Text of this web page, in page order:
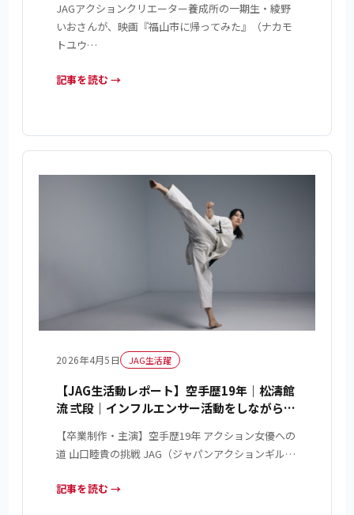
JAGアクションクリエーター養成所の一期生・綾野
いおさんが、映画『福山市に帰ってみた』（ナカモ
トユウ…
記事を読む →
2026年4月5日 JAG生活躍
【JAG生活動レポート】空手歴19年｜松濤館
流 弍段｜インフルエンサー活動をしながらア
【卒業制作・主演】空手歴19年 アクション女優への
道 山口睦貴の挑戦 JAG（ジャパンアクションギル…
記事を読む →